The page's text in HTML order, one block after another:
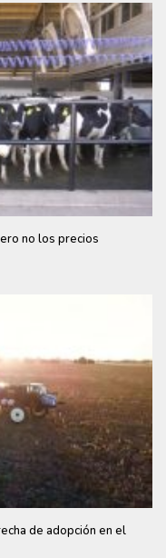
no los precios
de adopción en el